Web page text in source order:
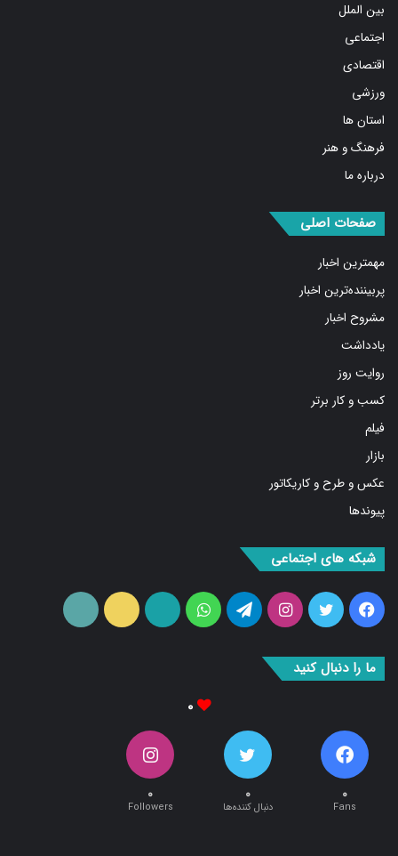
بین الملل
اجتماعی
اقتصادی
ورزشی
استان ها
فرهنگ و هنر
درباره ما
صفحات اصلی
مهمترین اخبار
پربیننده‌ترین اخبار
مشروح اخبار
یادداشت
روایت روز
کسب و کار برتر
فیلم
بازار
عکس و طرح و کاریکاتور
پیوندها
شبکه های اجتماعی
فیس
توییتر اینستاگرامتلگرام واتس
آپارات ایتا
ما را دنبال کنید
۰
۰
Fans
۰
دنبال کننده‌ها
۰
Followers